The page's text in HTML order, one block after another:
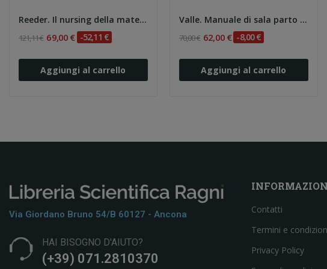
Reeder. Il nursing della maternità
121,11 € 69,00 € -52,11 €
Aggiungi al carrello
Valle. Manuale di sala parto 4e
70,00 € 62,00 € -8,00 €
Aggiungi al carrello
Via Giordano Bruno 54/b 60127 - Ancona
HAI BISOGNO D'AIUTO?
(+39) 071.2810370
Contatti
Termini e
Privacy Policy